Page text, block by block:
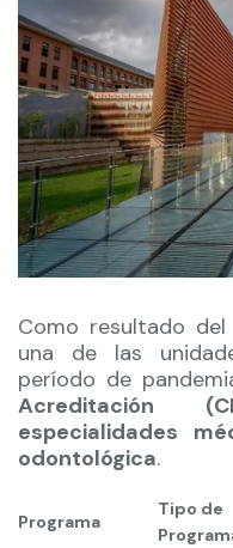
Como resultado
una de las
período de
Acreditación
especialidades
odontológica.
Programa
Tipo de